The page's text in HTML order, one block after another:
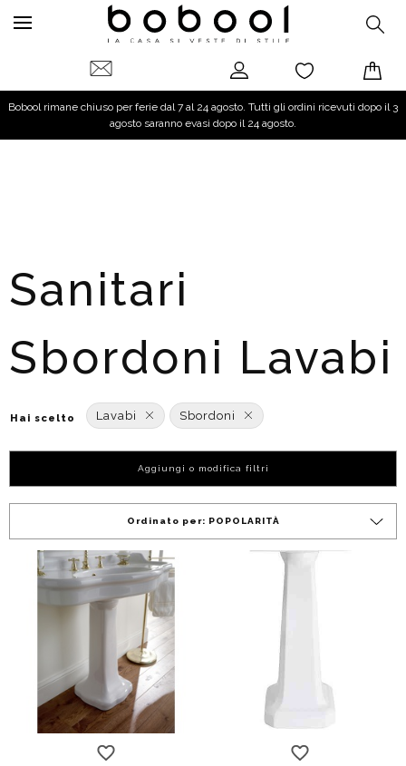
Bobool rimane chiuso per ferie dal 7 al 24 agosto. Tutti gli ordini ricevuti dopo il 3
agosto saranno evasi dopo il 24 agosto.
Sanitari
Sbordoni Lavabi
Hai scelto Lavabi Sbordoni
Aggiungi o modifica filtri
Ordinato per: POPOLARITÀ